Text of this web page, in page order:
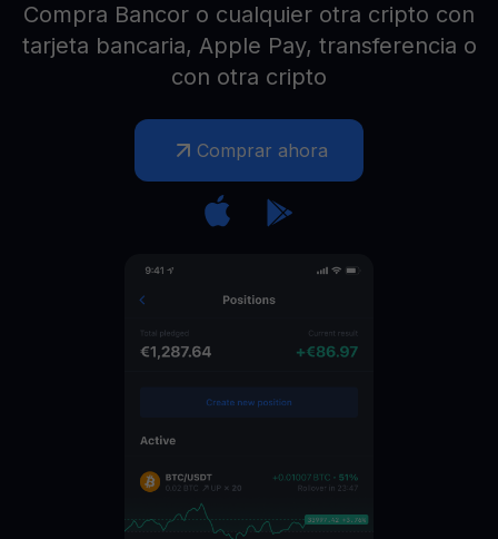
Compra Bancor o cualquier otra cripto con
tarjeta bancaria, Apple Pay, transferencia o
con otra cripto
Comprar ahora